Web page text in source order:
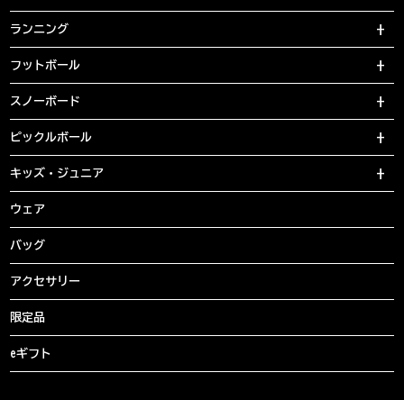
ランニング
フットボール
スノーボード
ピックルボール
キッズ・ジュニア
ウェア
バッグ
アクセサリー
限定品
eギフト